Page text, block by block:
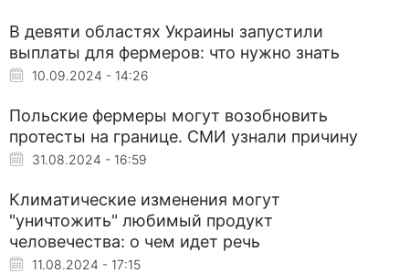
В девяти областях Украины запустили
выплаты для фермеров: что нужно знать
10.09.2024 - 14:26
Польские фермеры могут возобновить
протесты на границе. СМИ узнали причину
31.08.2024 - 16:59
Климатические изменения могут
"уничтожить" любимый продукт
человечества: о чем идет речь
11.08.2024 - 17:15